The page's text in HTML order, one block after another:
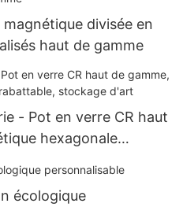
divisée en
haut de gamme
- Pot en verre CR haut
hexagonale
écologique